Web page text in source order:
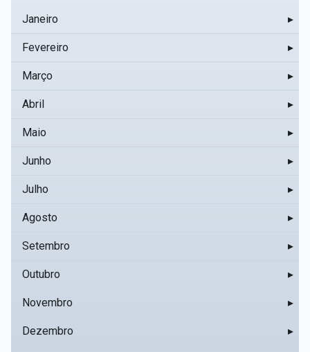
Janeiro ▸
Fevereiro ▸
Março ▸
Abril ▸
Maio ▸
Junho ▸
Julho ▸
Agosto ▸
Setembro ▸
Outubro ▸
Novembro ▸
Dezembro ▸